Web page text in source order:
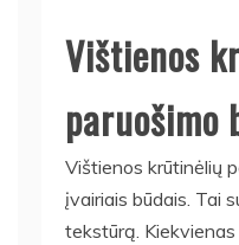
Vištienos
paruošimo
Vištienos krūtinėlių
įvairiais būdais. Tai
tekstūrą.